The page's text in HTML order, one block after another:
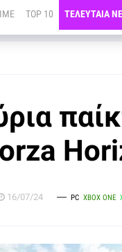
TOP 10 ΤΕΛΕΥΤΑΙΑ
16/07/24 PC XBOX ONE